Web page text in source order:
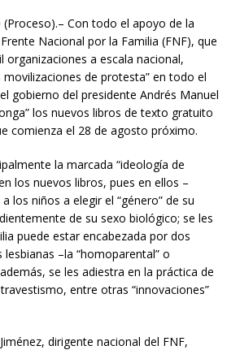
(Proceso).– Con todo el apoyo de la
Nacional por la Familia (FNF), que
organizaciones a escala nacional,
de protesta” en todo el
gobierno del presidente Andrés Manuel
los nuevos libros de texto gratuito
comienza el 28 de agosto próximo.
la marcada “ideología de
los nuevos libros, pues en ellos –
los niños a elegir el “género” de su
de su sexo biológico; se les
puede estar encabezada por dos
–la “homoparental” o
se les adiestra en la práctica de
entre otras “innovaciones”
dirigente nacional del FNF,